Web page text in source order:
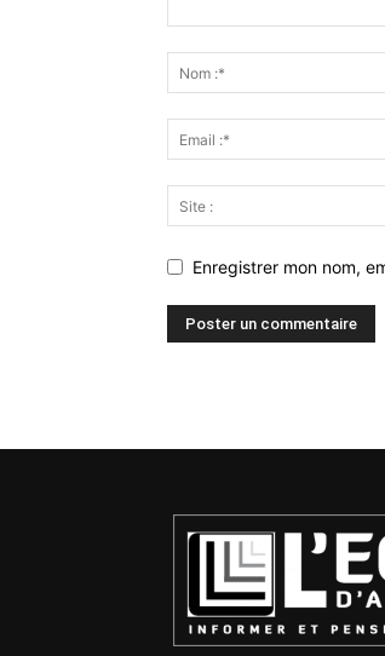
Enregistrer mon nom,